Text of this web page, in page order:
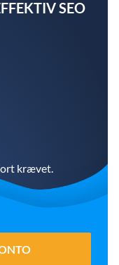
SEO
krævet.